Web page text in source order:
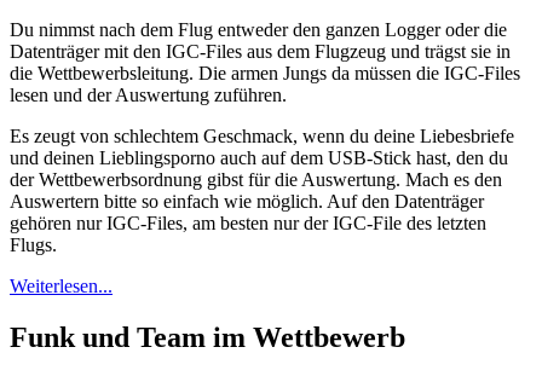
Du nimmst nach dem Flug entweder den ganzen Logger oder die
Datenträger mit den IGC-Files aus dem Flugzeug und trägst sie in
die Wettbewerbsleitung. Die armen Jungs da müssen die IGC-Files
lesen und der Auswertung zuführen.
Es zeugt von schlechtem Geschmack, wenn du deine Liebesbriefe
und deinen Lieblingsporno auch auf dem USB-Stick hast, den du
der Wettbewerbsordnung gibst für die Auswertung. Mach es den
Auswertern bitte so einfach wie möglich. Auf den Datenträger
gehören nur IGC-Files, am besten nur der IGC-File des letzten
Flugs.
Weiterlesen...
Funk und Team im Wettbewerb